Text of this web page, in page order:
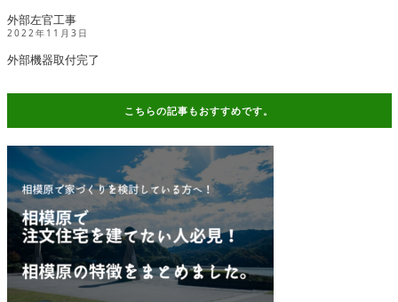
外部左官工事
2022年11月3日
外部機器取付完了
こちらの記事もおすすめです。